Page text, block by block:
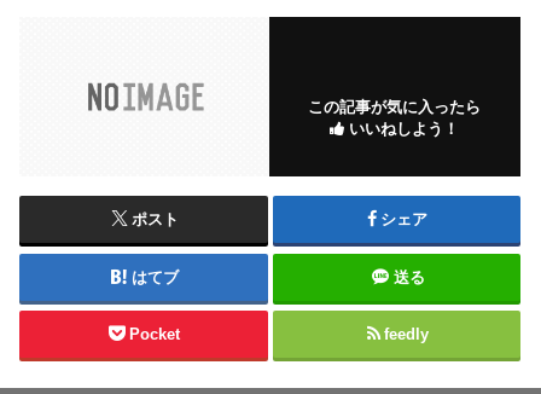
この記事が気に入ったら
いいねしよう！
ポスト シェア
はてブ 送る
Pocket feedly